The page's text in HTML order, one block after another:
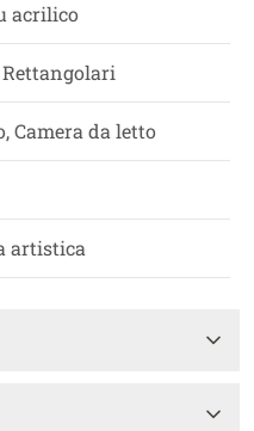
acrilico
Camera da letto
artistica